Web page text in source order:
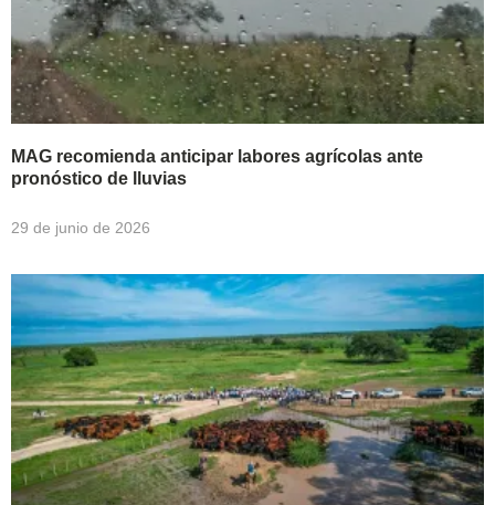
MAG recomienda anticipar labores agrícolas ante
pronóstico de lluvias
29 de junio de 2026